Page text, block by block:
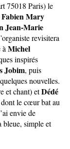
75018 Paris) le
Fabien Mary
Jean-Marie
revisitera
Michel
inspirés
Jobim, puis
nouvelles.
et chant) etDédé
le cœur bat au
envie de
simple et